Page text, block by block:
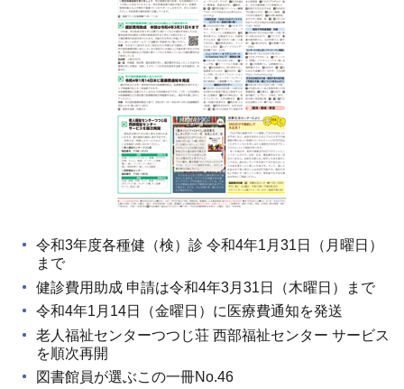
令和3年度各種健（検）診 令和4年1月31日（月曜日）
まで
健診費用助成 申請は令和4年3月31日（木曜日）まで
令和4年1月14日（金曜日）に医療費通知を発送
老人福祉センターつつじ荘 西部福祉センター サービス
を順次再開
図書館員が選ぶこの一冊No.46